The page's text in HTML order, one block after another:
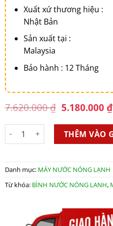
Xuất xứ thương hiệu :
Nhật Bản
Sản xuất tại :
Malaysia
Bảo hành : 12 Tháng
7.620.000₫ Original
was:
7.620.000
5.180.000₫
Máy nước nóng trực tiếp
THÊM VÀO
Danh mục: MÁY NƯỚC NÓNG LẠNH
Từ khóa: BÌNH NƯỚC NÓNG LANH,